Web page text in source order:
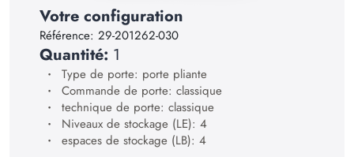
23
24
25
Votre configuration
Référence: 29-201262-030
Quantité: 1
Type de porte: porte pliante
Commande de porte: classique
technique de porte: classique
Niveaux de stockage (LE): 4
espaces de stockage (LB): 4